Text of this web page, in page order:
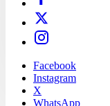
Facebook
Instagram
X
WhatsApp